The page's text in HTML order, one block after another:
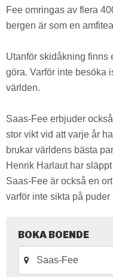
Fee omringas av flera
bergen är som en
Utanför skidåkning finns
göra. Varför inte besöka
världen.
Saas-Fee erbjuder
stor vikt vid att varje år
brukar världens bästa
Henrik Harlaut har
Saas-Fee är också en
varför inte sikta på
BOKA BOENDE